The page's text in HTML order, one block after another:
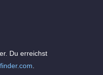
Du erreichst